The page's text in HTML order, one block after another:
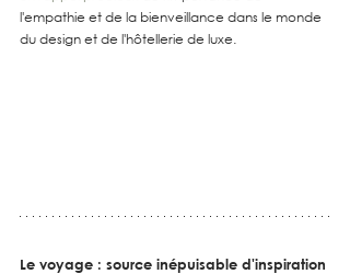
l'empathie et de la bienveillance dans le monde
du design et de l'hôtellerie de luxe.
Le voyage : source inépuisable d'inspiration